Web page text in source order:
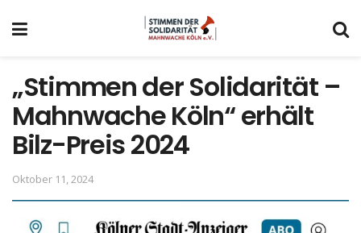
„Stimmen der Solidarität –
Mahnwache Köln“ erhält
Bilz-Preis 2024
Oktober 11, 2024